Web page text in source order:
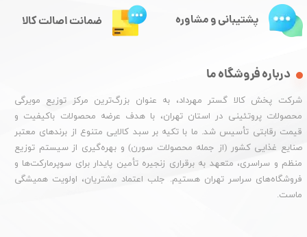
درباره فروشگاه ما
شرکت پخش کالا گستر مهرداد، به عنوان بزرگ‌ترین مرکز توزیع مویرگی
محصولات پروتئینی در استان تهران، با هدف عرضه محصولات باکیفیت و
قیمت رقابتی تأسیس شد. ما با تکیه بر سبد کالایی متنوع از برندهای معتبر
صنایع غذایی کشور (از جمله محصولات سورن) و بهره‌گیری از سیستم توزیع
منظم و سراسری، متعهد به برقراری زنجیره تأمین پایدار برای سوپرمارکت‌ها و
فروشگاه‌های سراسر تهران هستیم. جلب اعتماد مشتریان، اولویت همیشگی
ماست.
پشتیبانی و مشاوره ضمانت اصالت کالا